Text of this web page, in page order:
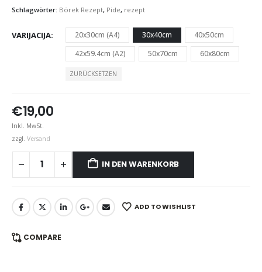
Schlagwörter: Börek Rezept, Pide, rezept
VARIJACIJA 20x30cm (A4) 30x40cm
40x50cm
42x59.4cm (A2)
50x70cm 60x80cm
ZURÜCKSETZEN
€19,00
Inkl. MwSt.
zzgl. Versand
IN DEN WARENKORB
ADD TO WISHLIST
COMPARE